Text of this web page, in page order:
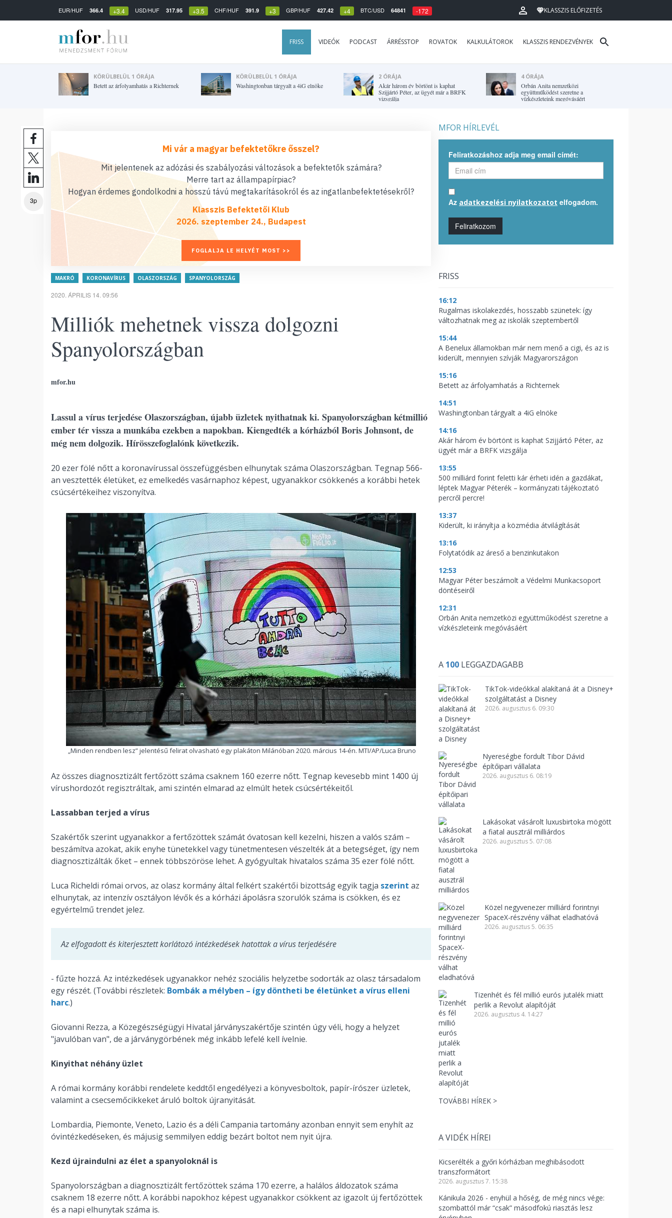
EUR/HUF 366.4 +3.4 USD/HUF 317.95 +3.5 CHF/HUF 391.9 +3 GBP/HUF 427.42 +4 BTC/USD 64841 -172 KLASSZIS ELŐFIZETÉS
FRISS VIDEÓK PODCAST ÁRRÉSSTOP ROVATOK KALKULÁTOROK KLASSZIS RENDEZVÉNYEK
KÖRÜLBELÜL 1 ÓRÁJA
Betett az árfolyamhatás a Richternek
KÖRÜLBELÜL 1 ÓRÁJA
Washingtonban tárgyalt a 4iG elnöke
2 ÓRÁJA
Akár három év börtönt is kaphat
Szijjártó Péter, az ügyét már a BRFK
vizsgálja
4 ÓRÁJA
Orbán Anita nemzetközi
együttműködést szeretne a
vízkészleteink megóvásáért
3p
Mi vár a magyar befektetőkre ősszel?
Mit jelentenek az adózási és szabályozási változások a befektetők számára?
Merre tart az állampapírpiac?
Hogyan érdemes gondolkodni a hosszú távú megtakarításokról és az ingatlanbefektetésekről?
Klasszis Befektetői Klub
2026. szeptember 24., Budapest
FOGLALJA LE HELYÉT MOST >>
MAKRÓ KORONAVÍRUS OLASZORSZÁG SPANYOLORSZÁG
2020. ÁPRILIS 14. 09:56
Milliók mehetnek vissza dolgozni
Spanyolországban
mfor.hu
Lassul a vírus terjedése Olaszországban, újabb üzletek nyithatnak ki. Spanyolországban kétmillió
ember tér vissza a munkába ezekben a napokban. Kiengedték a kórházból Boris Johnsont, de
még nem dolgozik. Hírösszefoglalónk következik.
20 ezer fölé nőtt a koronavírussal összefüggésben elhunytak száma Olaszországban. Tegnap 566-
an vesztették életüket, ez emelkedés vasárnaphoz képest, ugyanakkor csökkenés a korábbi hetek
csúcsértékeihez viszonyítva.
„Minden rendben lesz” jelentésű felirat olvasható egy plakáton Milánóban 2020. március 14-én. MTI/AP/Luca Bruno
Az összes diagnosztizált fertőzött száma csaknem 160 ezerre nőtt. Tegnap kevesebb mint 1400 új
vírushordozót regisztráltak, ami szintén elmarad az elmúlt hetek csúcsértékeitől.
Lassabban terjed a vírus
Szakértők szerint ugyanakkor a fertőzöttek számát óvatosan kell kezelni, hiszen a valós szám –
beszámítva azokat, akik enyhe tünetekkel vagy tünetmentesen vészelték át a betegséget, így nem
diagnosztizálták őket – ennek többszöröse lehet. A gyógyultak hivatalos száma 35 ezer fölé nőtt.
Luca Richeldi római orvos, az olasz kormány által felkért szakértői bizottság egyik tagja szerint az
elhunytak, az intenzív osztályon lévők és a kórházi ápolásra szorulók száma is csökken, és ez
egyértelmű trendet jelez.
Az elfogadott és kiterjesztett korlátozó intézkedések hatottak a vírus terjedésére
- fűzte hozzá. Az intézkedések ugyanakkor nehéz szociális helyzetbe sodorták az olasz társadalom
egy részét. (További részletek: Bombák a mélyben – így döntheti be életünket a vírus elleni
harc.)
Giovanni Rezza, a Közegészségügyi Hivatal járványszakértője szintén úgy véli, hogy a helyzet
"javulóban van", de a járványgörbének még inkább lefelé kell ívelnie.
Kinyithat néhány üzlet
A római kormány korábbi rendelete keddtől engedélyezi a könyvesboltok, papír-írószer üzletek,
valamint a csecsemőcikkeket áruló boltok újranyitását.
Lombardia, Piemonte, Veneto, Lazio és a déli Campania tartomány azonban ennyit sem enyhít az
óvintézkedéseken, és májusig semmilyen eddig bezárt boltot nem nyit újra.
Kezd újraindulni az élet a spanyoloknál is
Spanyolországban a diagnosztizált fertőzöttek száma 170 ezerre, a halálos áldozatok száma
csaknem 18 ezerre nőtt. A korábbi napokhoz képest ugyanakkor csökkent az igazolt új fertőzöttek
és a napi elhunytak száma is.
MFOR HÍRLEVÉL
Feliratkozáshoz adja meg email címét:
Az adatkezelési nyilatkozatot elfogadom.
Feliratkozom
FRISS
16:12
Rugalmas iskolakezdés, hosszabb szünetek: így
változhatnak meg az iskolák szeptembertől
15:44
A Benelux államokban már nem menő a cigi, és az is
kiderült, mennyien szívják Magyarországon
15:16
Betett az árfolyamhatás a Richternek
14:51
Washingtonban tárgyalt a 4iG elnöke
14:16
Akár három év börtönt is kaphat Szijjártó Péter, az
ügyét már a BRFK vizsgálja
13:55
500 milliárd forint feletti kár érheti idén a gazdákat,
léptek Magyar Péterék – kormányzati tájékoztató
percről percre!
13:37
Kiderült, ki irányítja a közmédia átvilágítását
13:16
Folytatódik az áreső a benzinkutakon
12:53
Magyar Péter beszámolt a Védelmi Munkacsoport
döntéseiről
12:31
Orbán Anita nemzetközi együttműködést szeretne a
vízkészleteink megóvásáért
A 100 LEGGAZDAGABB
TikTok-videókkal alakítaná át a Disney+
szolgáltatást a Disney
2026. augusztus 6. 09:30
Nyereségbe fordult Tibor Dávid
építőipari vállalata
2026. augusztus 6. 08:19
Lakásokat vásárolt luxusbirtoka mögött
a fiatal ausztrál milliárdos
2026. augusztus 5. 07:08
Közel negyvenezer milliárd forintnyi
SpaceX-részvény válhat eladhatóvá
2026. augusztus 5. 06:35
Tizenhét és fél millió eurós jutalék miatt
perlik a Revolut alapítóját
2026. augusztus 4. 14:27
TOVÁBBI HÍREK >
A VIDÉK HÍREI
Kicserélték a győri kórházban meghibásodott
transzformátort
2026. augusztus 7. 15:38
Kánikula 2026 - enyhül a hőség, de még nincs vége:
szombattól már “csak” másodfokú riasztás lesz